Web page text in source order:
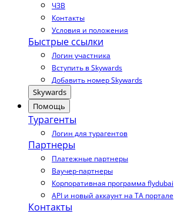
ЧЗВ
Контакты
Условия и положения
Быстрые ссылки
Логин участника
Вступить в Skywards
Добавить номер Skywards
Skywards
Помощь
Турагенты
Логин для турагентов
Партнеры
Платежные партнеры
Ваучер-партнеры
Корпоративная программа flydubai
API и новый аккаунт на TA портале
Контакты